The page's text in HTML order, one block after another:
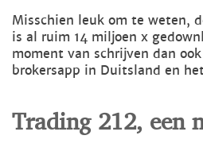
Misschien leuk om te weten,
is al ruim 14 miljoen x
moment van schrijven dan
brokersapp in Duitsland en
Trading 212, een